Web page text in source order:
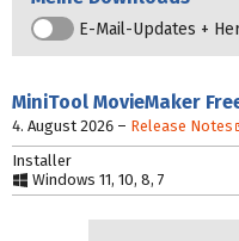
E-Mail-Updates +
MiniTool MovieMaker
4. August 2026 – Release Notes
Installer
Windows 11, 10, 8, 7